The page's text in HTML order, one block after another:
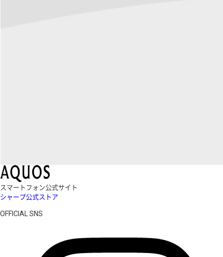
スマートフォン公式サイト
シャープ公式ストア
OFFICIAL SNS